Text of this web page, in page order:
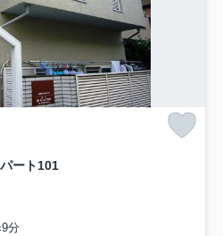
ート101
分